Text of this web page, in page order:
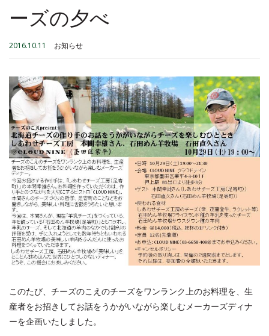
ーズの夕べ
2016.10.11 お知らせ
このたび、チーズのこえのチーズをワンランク上のお料理を、生
産者をお招きしてお話をうかがいながら楽しむメーカーズディナ
ーを企画いたしました。